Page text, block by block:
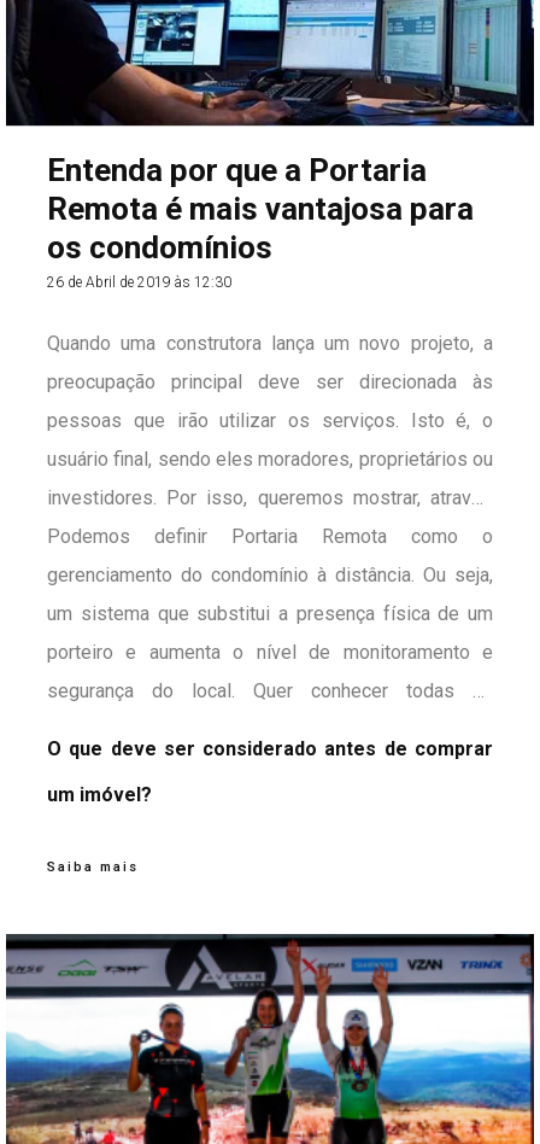
Entenda por que a Portaria
Remota é mais vantajosa para
os condomínios
26 de Abril de 2019 às 12:30
Quando uma construtora lança um novo projeto, a
preocupação principal deve ser direcionada às
pessoas que irão utilizar os serviços. Isto é, o
usuário final, sendo eles moradores, proprietários ou
investidores. Por isso, queremos mostrar, através
desse texto, os diferenciais da Construtora LBraga e
como ela utiliza tecnologias, como a portaria
remota, para atender a necessidade de cada cliente
e tornar mais vantajoso o ato de investir em um
imóvel.
Podemos definir Portaria Remota como o
gerenciamento do condomínio à distância. Ou seja,
um sistema que substitui a presença física de um
porteiro e aumenta o nível de monitoramento e
segurança do local. Quer conhecer todas as
O que deve ser considerado antes de comprar
um imóvel?
Saiba mais